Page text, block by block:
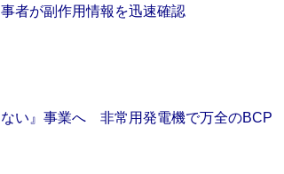
者が副作用情報を迅速確認
ない』事業へ 非常用発電機で万全のBCP